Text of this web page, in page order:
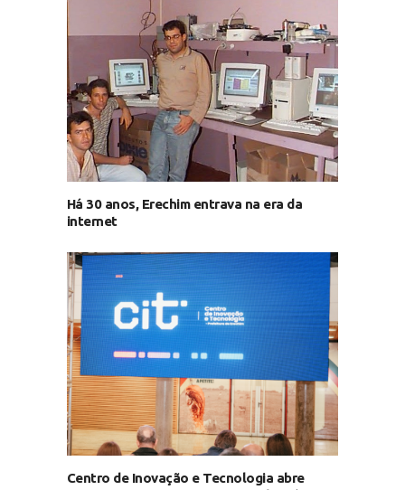
Há 30 anos, Erechim entrava na era da
internet
Centro de Inovação e Tecnologia abre